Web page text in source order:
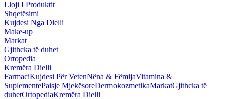
Lloji I Produktit
Shqetësimi
Kujdesi Nga Dielli
Make-up
Markat
Gjithcka të duhet
Ortopedia
Kremëra Dielli
FarmaciKujdesi Për VetenNëna & FëmijaVitamina &
SuplementePaisje MjekësoreDermokozmetikaMarkatGjithcka të
duhetOrtopediaKremëra Dielli